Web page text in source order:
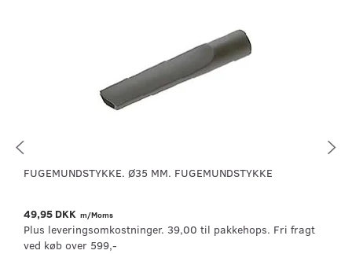
FUGEMUNDSTYKKE. Ø35 MM. FUGEMUNDSTYKKE
49,95 DKK m/Moms
Plus leveringsomkostninger. 39,00 til pakkehops. Fri fragt
ved køb over 599,-